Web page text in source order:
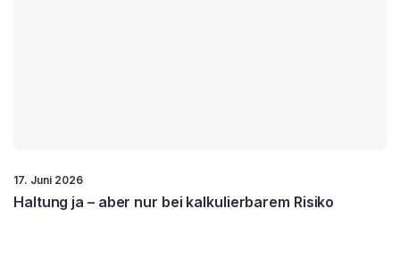
17. Juni 2026
Haltung ja – aber nur bei kalkulierbarem Risiko